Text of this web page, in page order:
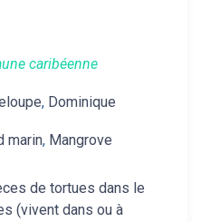
caribéenne
, Dominique
marin, Mangrove
de tortues dans le
(vivent dans ou à